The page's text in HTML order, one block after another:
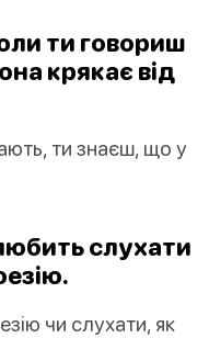
ти говориш
крякає від
ти знаєш, що у
слухати
чи слухати, як